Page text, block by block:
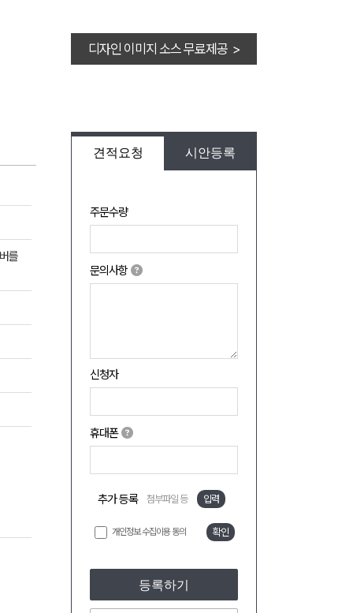
디자인 이미지 소스 무료제공 >
견적요청 시안등록
주문수량
문의사항
신청자
휴대폰
추가 등록 첨부파일 등 입력
개인정보 수집이용 동의 확인
등록하기
를